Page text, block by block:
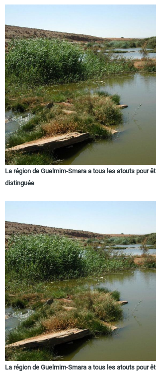
La région de Guelmim-Smara a tous les atouts pour
distinguée
La région de Guelmim-Smara a tous les atouts pour